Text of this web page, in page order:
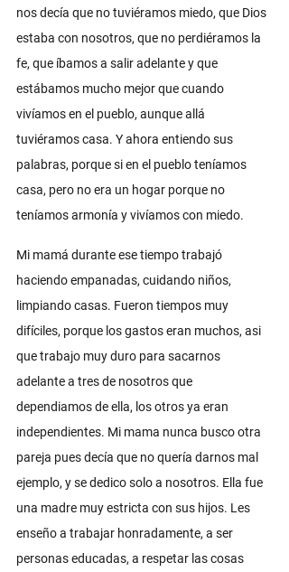
nos decía que no tuviéramos miedo, que Dios
estaba con nosotros, que no perdiéramos la
fe, que íbamos a salir adelante y que
estábamos mucho mejor que cuando
vivíamos en el pueblo, aunque allá
tuviéramos casa. Y ahora entiendo sus
palabras, porque si en el pueblo teníamos
casa, pero no era un hogar porque no
teníamos armonía y vivíamos con miedo.
Mi mamá durante ese tiempo trabajó
haciendo empanadas, cuidando niños,
limpiando casas. Fueron tiempos muy
difíciles, porque los gastos eran muchos, asi
que trabajo muy duro para sacarnos
adelante a tres de nosotros que
dependiamos de ella, los otros ya eran
independientes. Mi mama nunca busco otra
pareja pues decía que no quería darnos mal
ejemplo, y se dedico solo a nosotros. Ella fue
una madre muy estricta con sus hijos. Les
enseño a trabajar honradamente, a ser
personas educadas, a respetar las cosas